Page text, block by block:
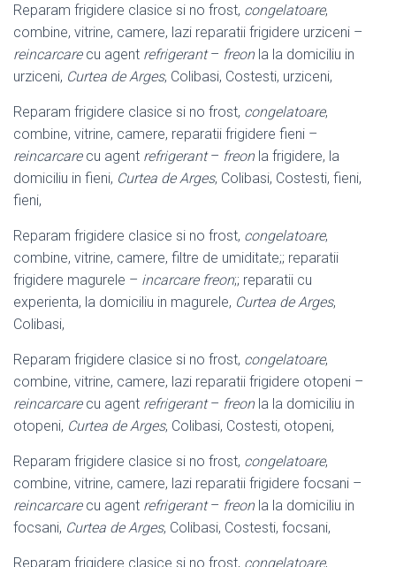
Reparam frigidere clasice si no frost, congelatoare,
combine, vitrine, camere, lazi reparatii frigidere urziceni –
reincarcarecu agent refrigerant– freonla la domiciliu in
urziceni, Curtea de Arges, Colibasi, Costesti, urziceni,
Reparam frigidere clasice si no frost, congelatoare,
combine, vitrine, camere, reparatii frigidere fieni –
reincarcarecu agent refrigerant– freonla frigidere, la
domiciliu in fieni, Curtea de Arges, Colibasi, Costesti, fieni,
fieni,
Reparam frigidere clasice si no frost, congelatoare,
combine, vitrine, camere, filtre de umiditate;; reparatii
frigidere magurele – incarcare freon;; reparatii cu
experienta, la domiciliu in magurele, Curtea de Arges,
Colibasi,
Reparam frigidere clasice si no frost, congelatoare,
combine, vitrine, camere, lazi reparatii frigidere otopeni –
reincarcarecu agent refrigerant– freonla la domiciliu in
otopeni, Curtea de Arges, Colibasi, Costesti, otopeni,
Reparam frigidere clasice si no frost, congelatoare,
combine, vitrine, camere, lazi reparatii frigidere focsani –
reincarcarecu agent refrigerant– freonla la domiciliu in
focsani, Curtea de Arges, Colibasi, Costesti, focsani,
Reparam frigidere clasice si no frost, congelatoare,